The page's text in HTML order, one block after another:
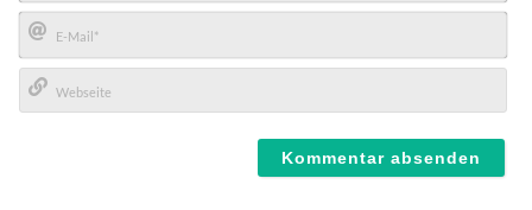
Name*
E-
Mail*